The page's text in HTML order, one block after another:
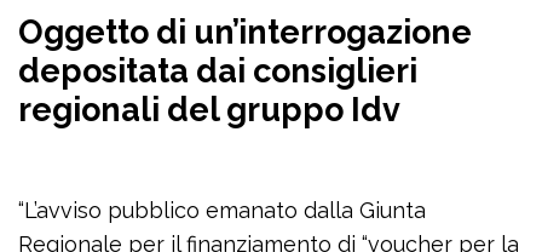
Oggetto di un’interrogazione
depositata dai consiglieri
regionali del gruppo Idv
“L’avviso pubblico emanato dalla Giunta
Regionale per il finanziamento di “voucher per la